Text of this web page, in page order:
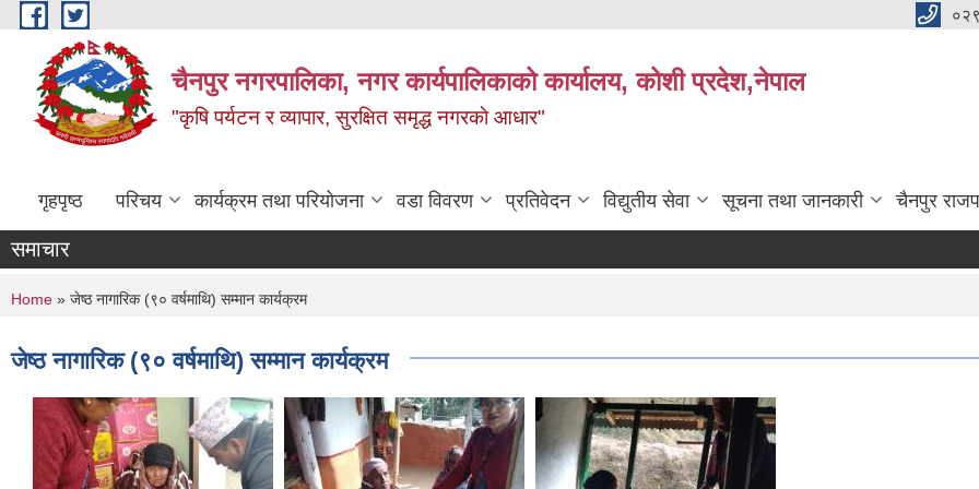
Skip to main content
चैनपुर नगरपालिका, नगर कार्यपालिकाको कार्यालय, कोशी प्रदेश,नेपाल
"कृषि पर्यटन र व्यापार, सुरक्षित समृद्ध नगरकाे आधार"
गृहपृष्ठ परिचय कार्यक्रम तथा परियोजना वडा विवरण प्रतिवेदन विद्युतीय सेवा सूचना तथा जानकारी चैनपुर
समाचार
You are here
Home » जेष्ठ नागारिक (९० वर्षमाथि) सम्मान कार्यक्रम
जेष्ठ नागारिक (९० वर्षमाथि) सम्मान कार्यक्रम